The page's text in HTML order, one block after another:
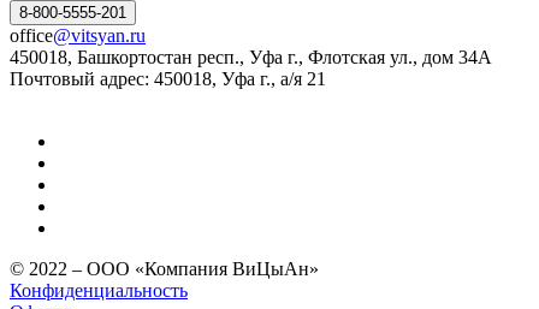
8-800-5555-201
office@vitsyan.ru
450018, Башкортостан респ., Уфа г., Флотская ул., дом 34А
Почтовый адрес: 450018, Уфа г., а/я 21
© 2022 – ООО «Компания ВиЦыАн»
Конфиденциальность